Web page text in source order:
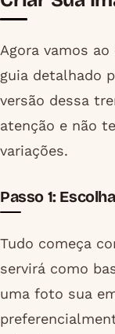
Agora vamos
guia detalhado
versão dessa
atenção e não
variações.
Passo 1:
Tudo começa
servirá como
uma foto sua